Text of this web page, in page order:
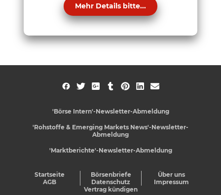
Mehr Details bitte...
'Börse Intern'-Newsletter-Abmeldung
'Rohstoffe & Emerging Markets News'-Newsletter-
Abmeldung
'Marktberichte'-Newsletter-Abmeldung
Startseite Börsenbriefe
Über uns
AGB
Datenschutz
Impressum
Vertrag kündigen